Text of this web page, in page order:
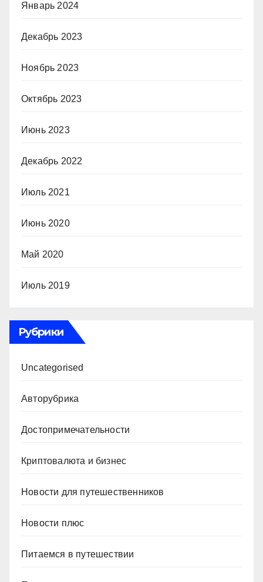
Январь 2024
Декабрь 2023
Ноябрь 2023
Октябрь 2023
Июнь 2023
Декабрь 2022
Июль 2021
Июнь 2020
Май 2020
Июль 2019
Рубрики
Uncategorised
Авторубрика
Достопримечательности
Криптовалюта и бизнес
Новости для путешественников
Новости плюс
Питаемся в путешествии